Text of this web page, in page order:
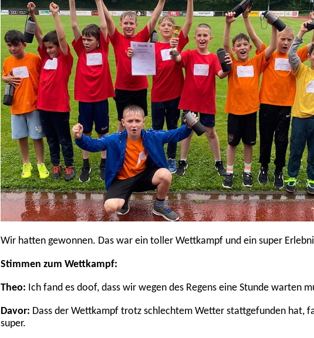
Wir hatten gewonnen. Das war ein toller Wettkampf und ein super
Stimmen zum Wettkampf:
Theo: Ich fand es doof, dass wir wegen des Regens eine Stunde warten
Davor: Dass der Wettkampf trotz schlechtem Wetter stattgefunden hat,
super.